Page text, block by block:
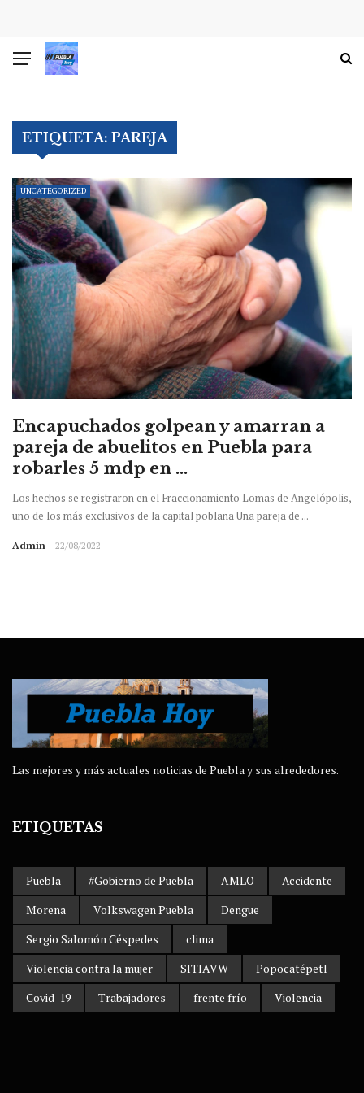
ETIQUETA: PAREJA
UNCATEGORIZED
Encapuchados golpean y amarran a
pareja de abuelitos en Puebla para
robarles 5 mdp en ...
Los hechos se registraron en el Fraccionamiento Lomas de Angelópolis,
uno de los más exclusivos de la capital poblana Una pareja de ...
Admin 22/08/2022
Las mejores y más actuales noticias de Puebla y sus alrededores.
ETIQUETAS
Puebla #Gobierno de Puebla AMLO
Accidente
Morena
Volkswagen Puebla
Dengue
Sergio Salomón Céspedes
clima
Violencia contra la mujer
SITIAVW
Popocatépetl
Covid-19
Trabajadores frente frío Violencia